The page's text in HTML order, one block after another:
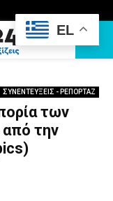
ΣΥΝΕΝΤΕΥΞΕΙΣ - ΡΕΠΟΡΤΑΖ
των
την
EL